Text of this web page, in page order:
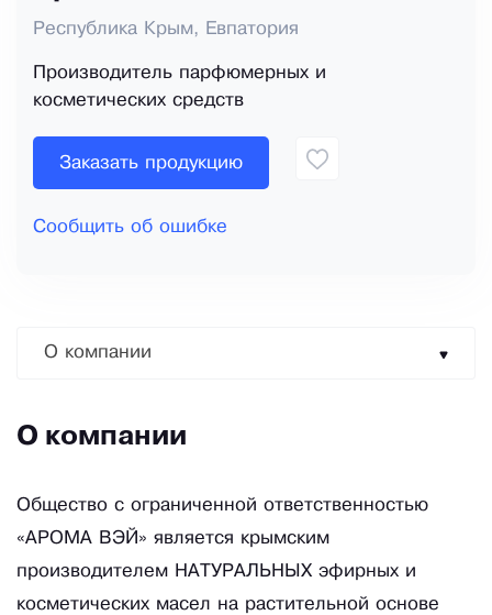
Республика Крым, Евпатория
Производитель парфюмерных и
косметических средств
Заказать продукцию
Сообщить об ошибке
О компании
О компании
Общество с ограниченной ответственностью
«АРОМА ВЭЙ» является крымским
производителем НАТУРАЛЬНЫХ эфирных и
косметических масел на растительной основе